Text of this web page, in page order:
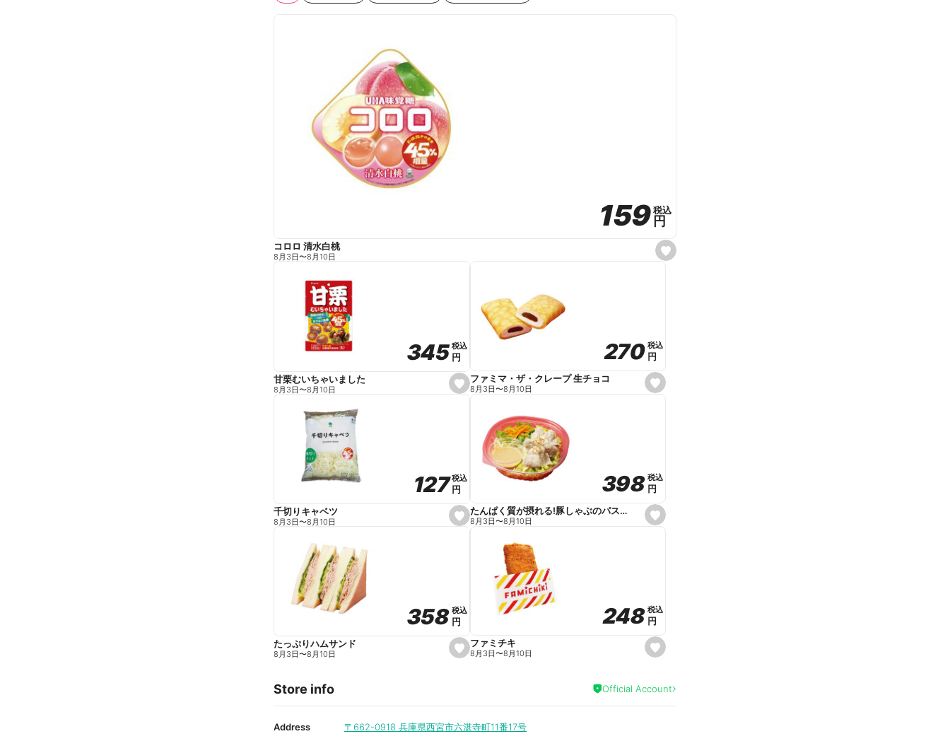
s
e
159
159税込
税込
円
円
コロロ 清水白桃
8月3日〜8月10日
s
e
e
345
345税込
税込
円
円
甘栗むいちゃいました
8月3日〜8月10日
s
e
e
270
270 税込
税込
円
円
ファミマ・ザ・クレープ 生チョコ
8月3日〜8月10日
s
e
e
127
127税込
税込
円
円
千切りキャベツ
8月3日〜8月10日
s
e
e
398
398 税込
税込
円
円
たんぱく質が摂れる!豚しゃぶのパスタサラダ
8月3日〜8月10日
s
e
i
t
358
358税込
税込
円
円
たっぷりハムサンド
8月3日〜8月10日
s
e
a
248
248 税込
税込
円
円
ファミチキ
8月3日〜8月10日
Store info Official Account
Address 〒662-0918 兵庫県西宮市六湛寺町11番17号